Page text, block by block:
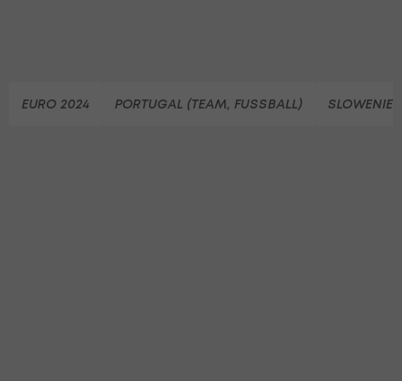
EURO 2024 PORTUGAL (TEAM, FUSSBALL)